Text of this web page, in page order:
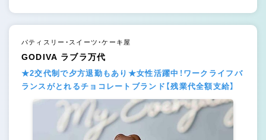
パティスリー・スイーツ・ケーキ屋
GODIVA ラブラ万代
★2交代制で夕方退勤もあり★女性活躍中！ワークライフバ
ランスがとれるチョコレートブランド【残業代全額支給】